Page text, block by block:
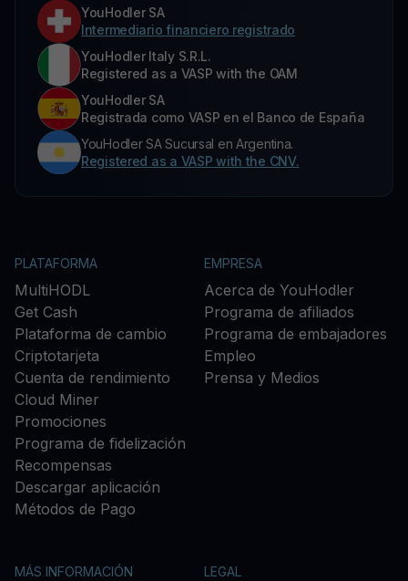
YouHodler SA
Intermediario financiero registrado
YouHodler Italy S.R.L.
Registered as a VASP with the OAM
YouHodler SA
Registrada como VASP en el Banco de España
YouHodler SA Sucursal en Argentina.
Registered as a VASP with the CNV.
PLATAFORMA
MultiHODL
Get Cash
Plataforma de cambio
Criptotarjeta
Cuenta de rendimiento
Cloud Miner
Promociones
Programa de fidelización
Recompensas
Descargar aplicación
Métodos de Pago
EMPRESA
Acerca de YouHodler
Programa de afiliados
Programa de embajadores
Empleo
Prensa y Medios
MÁS INFORMACIÓN LEGAL